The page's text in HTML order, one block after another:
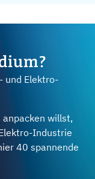
und Elektro-
willst,
Industrie
40 spannende